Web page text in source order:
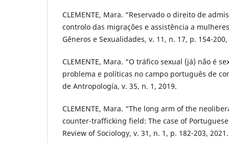
CLEMENTE, Mara. “Reservado o direito de
controlo das migrações e assistência a
Gêneros e Sexualidades, v. 11, n. 17, p. 154-
CLEMENTE, Mara. “O tráfico sexual (já) não é
problema e políticas no campo português de
de Antropología, v. 35, n. 1, 2019.
CLEMENTE, Mara. “The long arm of the
counter-trafficking field: The case of
Review of Sociology, v. 31, n. 1, p. 182-203, 2021.